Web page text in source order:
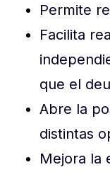
Permite
Facilita
que el
Abre la
distintas
Mejora la